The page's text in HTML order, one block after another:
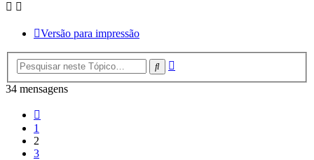
Versão para impressão
Pesquisar
34 mensagens
1
2
3